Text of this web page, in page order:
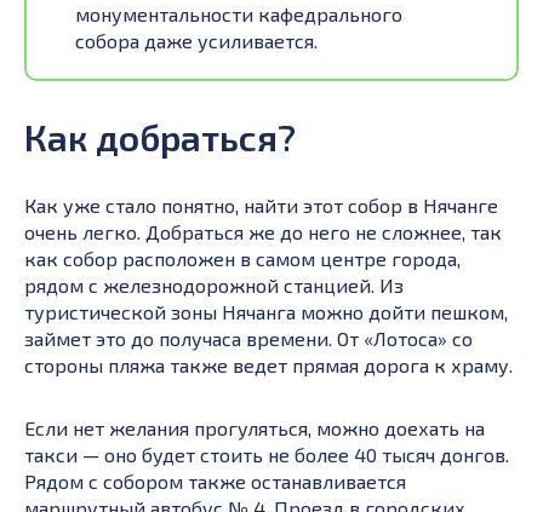
монументальности кафедрального
собора даже усиливается.
Как добраться?
Как уже стало понятно, найти этот собор в Нячанге
очень легко. Добраться же до него не сложнее, так
как собор расположен в самом центре города,
рядом с железнодорожной станцией. Из
туристической зоны Нячанга можно дойти пешком,
займет это до получаса времени. От «Лотоса» со
стороны пляжа также ведет прямая дорога к храму.
Если нет желания прогуляться, можно доехать на
такси — оно будет стоить не более 40 тысяч донгов.
Рядом с собором также останавливается